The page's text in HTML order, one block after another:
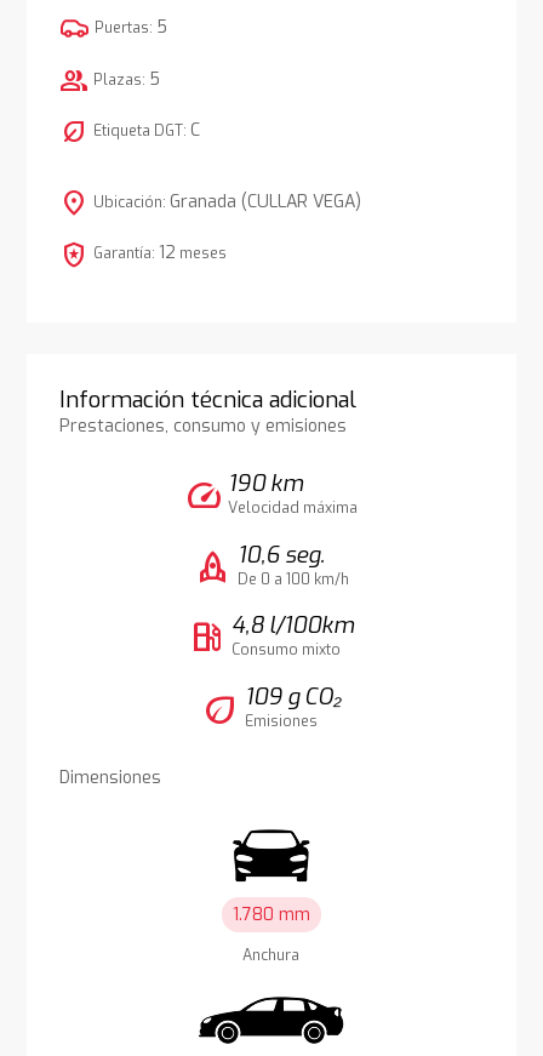
Puertas: 5
group Plazas: 5
nest_eco_leaf Etiqueta DGT: C
location_on Ubicación: Granada (CULLAR VEGA)
local_police Garantía: 12 meses
Información técnica adicional
Prestaciones, consumo y emisiones
speed 190 km
Velocidad máxima
rocket 10,6 seg.
De 0 a 100 km/h
local_gas_station 4,8 l/100km
Consumo mixto
eco 109 g CO₂
Emisiones
Dimensiones
1.780 mm
Anchura